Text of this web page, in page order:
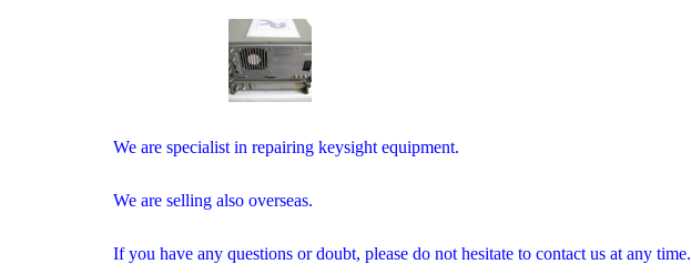
We are specialist in repairing keysight equipment.
We are selling also overseas.
If you have any questions or doubt, please do not hesitate to contact us at any time.